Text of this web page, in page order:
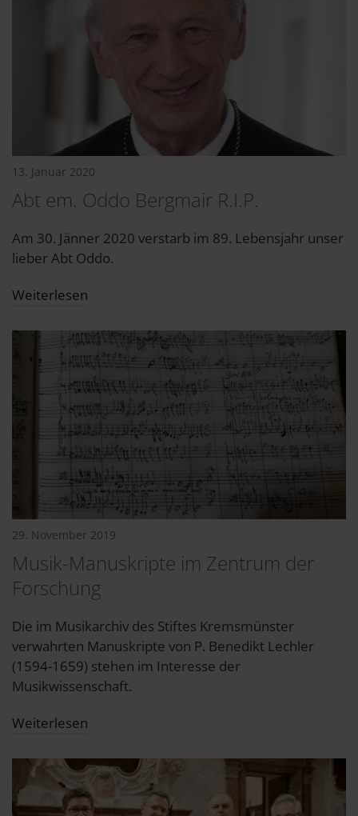
13. Januar 2020
Abt em. Oddo Bergmair R.I.P.
Am 30. Jänner 2020 verstarb im 89. Lebensjahr unser
lieber Abt Oddo.
Weiterlesen
29. November 2019
Musik-Manuskripte im Zentrum der
Forschung
Die im Musikarchiv des Stiftes Kremsmünster
verwahrten Manuskripte von P. Benedikt Lechler
(1594-1659) stehen im Interesse der
Musikwissenschaft.
Weiterlesen